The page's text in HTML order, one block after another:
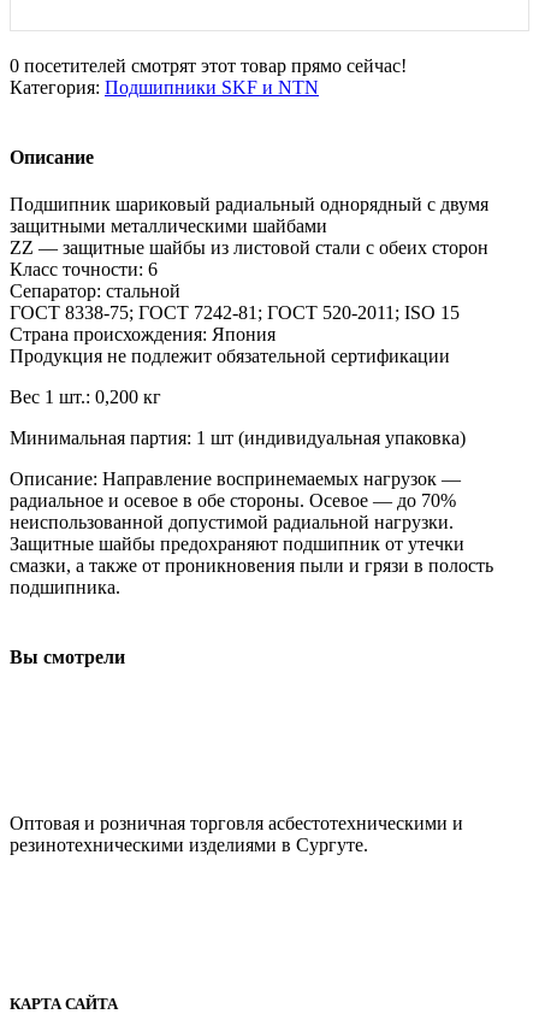
0 посетителей смотрят этот товар прямо сейчас!
Категория: Подшипники SKF и NTN
Описание
Подшипник шариковый радиальный однорядный с двумя
защитными металлическими шайбами
ZZ — защитные шайбы из листовой стали с обеих сторон
Класс точности: 6
Сепаратор: стальной
ГОСТ 8338-75; ГОСТ 7242-81; ГОСТ 520-2011; ISO 15
Страна происхождения: Япония
Продукция не подлежит обязательной сертификации
Вес 1 шт.: 0,200 кг
Минимальная партия: 1 шт (индивидуальная упаковка)
Описание: Направление воспринемаемых нагрузок —
радиальное и осевое в обе стороны. Осевое — до 70%
неиспользованной допустимой радиальной нагрузки.
Защитные шайбы предохраняют подшипник от утечки
смазки, а также от проникновения пыли и грязи в полость
подшипника.
Вы смотрели
Оптовая и розничная торговля асбестотехническими и
резинотехническими изделиями в Сургуте.
КАРТА САЙТА